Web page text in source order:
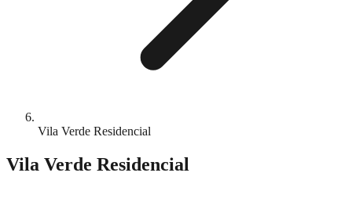
Vila Verde Residencial
Vila Verde Residencial